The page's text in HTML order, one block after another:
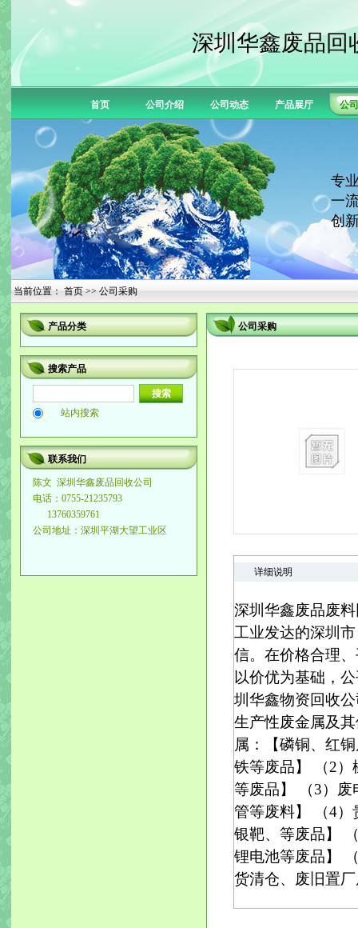
深圳华鑫废品回
首页 公司介绍 公司动态 产品展厅 公
专
一
创
当前位置： 首页 >> 公司采购
产品分类
搜索产品
站内搜索
联系我们
陈文 深圳华鑫废品回收公司
电话：0755-21235793
13760359761
公司地址：深圳平湖大望工业区
公司采购
详细说明
深圳华鑫废品废
工业发达的深圳
信。在价格合理
以价优为基础，
圳华鑫物资回收
生产性废金属及
属：【磷铜、红
铁等废品】 （2）
等废品】 （3）
管等废料】 （4
银靶、等废品】
锂电池等废品】
货清仓、废旧置